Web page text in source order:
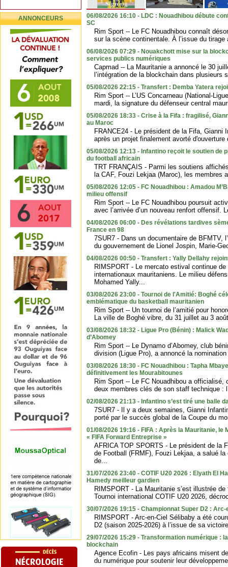
ANNONCEURS
06/08/2026 16:10 - LDC : Nouadhibou débute
SC
Rim Sport -- Le FC Nouadhibou connaît
sur la scène continentale. À l’issue du
06/08/2026 07:29 - Nouakchott mise sur la
services publics numériques
Capmad -- La Mauritanie a annoncé le 30
l’intégration de la blockchain dans plusieurs
05/08/2026 22:15 - Transfert : Demba Yatera
Rim Sport -- L’US Concarneau (National-
mardi, la signature du défenseur central
05/08/2026 18:33 - Crise à la Fifa : fragilisé,
au Maroc
FRANCE24 - Le président de la Fifa, Gianni
après un projet finalement avorté
05/08/2026 12:13 - Infantino reçoit le soutien de
du football africain
TRT FRANÇAIS - Parmi les soutiens
la CAF, Fouzi Lekjaa (Maroc), les membres
05/08/2026 12:05 - FC Nouadhibou : Amadou
milieu offensif
Rim Sport -- Le FC Nouadhibou poursuit
avec l’arrivée d’un nouveau renfort offensif.
04/08/2026 06:00 - Des révélations tardives
France en 98
7SUR7 - Dans un documentaire de BFMTV,
du gouvernement de Lionel Jospin, Marie-
04/08/2026 00:50 - Transfert : Yally Dellahy
RIMSPORT - Le mercato estival continue de
internationaux mauritaniens. Le milieu
Mohamed Yally...
03/08/2026 23:00 - Tournoi de l'Amitié: Boghé
emblématique du basketball mauritanien
Rim Sport -- Un tournoi de l’amitié pour
La ville de Boghé vibre, du 31 juillet au 3
03/08/2026 18:32 - Ligue Pro (Bénin) : Malick
d’Abomey
Rim Sport -- Le Dynamo d’Abomey, club
division (Ligue Pro), a annoncé la
03/08/2026 18:30 - FC Nouadhibou : Tapha
définitivement les Mourabitounes
Rim Sport -- Le FC Nouadhibou a officialisé,
deux membres clés de son staff technique :
02/08/2026 21:13 - Infantino s’est tiré une balle
7SUR7 - Il y a deux semaines, Gianni
porté par le succès global de la Coupe du
01/08/2026 19:16 - FIFA : Après la Mauritanie,
« FIFA Forward Entreprise »
AFRICA TOP SPORTS - Le président de la
de Football (FRMF), Fouzi Lekjaa, a salué
de...
31/07/2026 23:40 - COTIF U20 2026 : Elyath El
Hamedy meilleur gardien
RIMSPORT - La Mauritanie s’est illustrée
Tournoi international COTIF U20 2026,
30/07/2026 19:15 - Championnat Super D2 :
RIMSPORT - Arc-en-Ciel Sélibaby a été
D2 (saison 2025-2026) à l’issue de sa
29/07/2026 15:29 - Transformation numérique :
blockchain
Agence Ecofin - Les pays africains misent
du numérique pour soutenir leur